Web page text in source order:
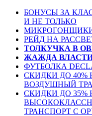
БОНУСЫ ЗА
И НЕ ТОЛЬКО
РЕЙД НА
ТОЛКУЧКА В
ЖАЖДА
ФУТБОЛКА
СКИДКИ ДО
ВОЗДУШНЫЙ
СКИДКИ ДО
ТРАНСПОРТ С